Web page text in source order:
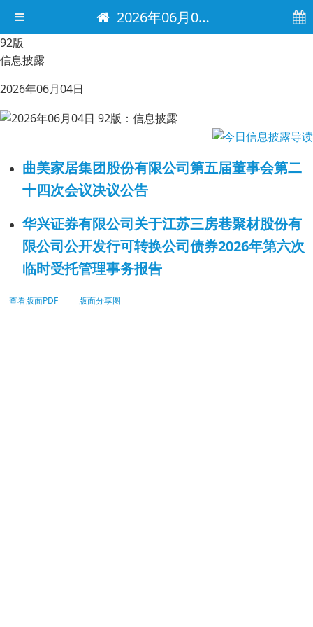
2026年06月04日 电子报
92版
信息披露
2026年06月04日
曲美家居集团股份有限公司第五届董事会第二
十四次会议决议公告
华兴证券有限公司关于江苏三房巷聚材股份有
限公司公开发行可转换公司债券2026年第六次
临时受托管理事务报告
查看版面PDF 版面分享图